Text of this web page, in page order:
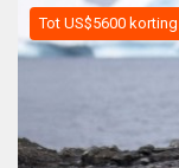
Tot US$5600 korting